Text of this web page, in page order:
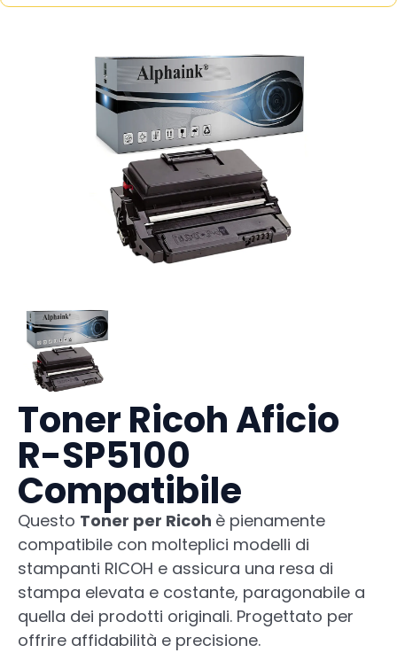
Toner Ricoh Aficio
R-SP5100
Compatibile
Questo Toner per Ricoh è pienamente
compatibile con molteplici modelli di
stampanti RICOH e assicura una resa di
stampa elevata e costante, paragonabile a
quella dei prodotti originali. Progettato per
offrire affidabilità e precisione.